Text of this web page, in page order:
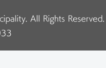
All Rights Reserved.